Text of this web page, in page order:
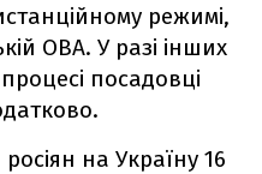
режимі,
ОВА. У разі інших
посадовці
на Україну 16